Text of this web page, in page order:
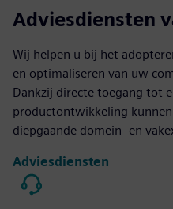
Adviesdiensten
Wij helpen u bij het
en optimaliseren van uw
Dankzij directe toegang tot
productontwikkeling
diepgaande domein- en
Adviesdiensten